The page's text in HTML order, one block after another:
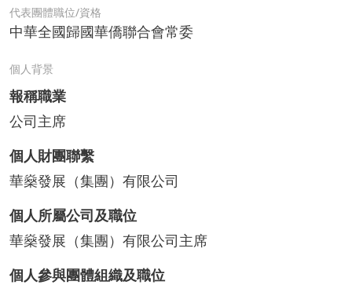
代表團體職位/資格
中華全國歸國華僑聯合會常委
個人背景
報稱職業
公司主席
個人財團聯繫
華燊發展（集團）有限公司
個人所屬公司及職位
華燊發展（集團）有限公司主席
個人參與團體組織及職位